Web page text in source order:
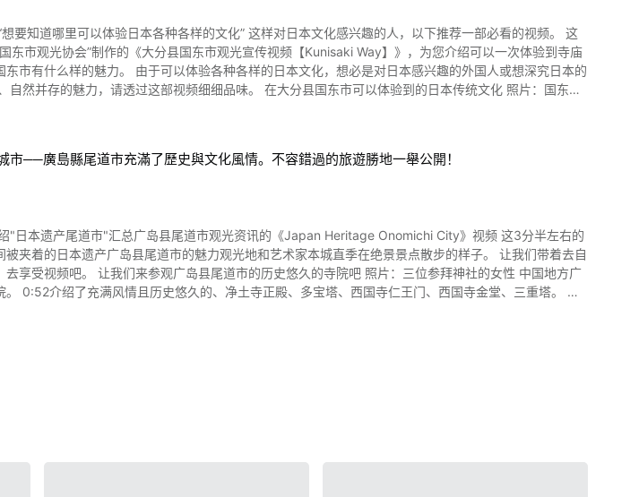
的船只排成列队，被指定为石川县的无形民族文化财产。 从2:51开始介绍的是"袖切灯笼
开始，介绍了"宇出津暴节"。 如您在动画中所见此祭典最后会
多人兴奋不已。
洞穴"岩门 "，以及生息在能登半岛附近的鲸鲨等｡ 以及展示生活在海洋中的鱼类水族馆"のとじま水族
館"、"石川县柳田星的观察馆满天星"、"松波酒厂"、"柳田植物公园"和" 包括真胁遗址和能都健民网球场
美食！ 使用大量新鲜海产的"能登丼"，
的"夯动饭"，以及有美味汤头的"金泽黑轮" 松尾芭蕉称赞的"小松乌冬面"、使用当地桥立渔港捕获的香
泉和灯之宿等。 金泽周边地区拥有许多高档城市酒店，从旅游景点方便抵
要知道哪里可以体验日本各种各样的文化” 这样对日本文化感兴趣的人，以下推荐一部必看的视频。 这
东市观光协会”制作的《大分县国东市观光宣传视频【Kunisaki Way】》，为您介绍可以一次体验到寺庙
化，想必是对日本感兴趣的外国人或想深究日本的
体验，想必会成为您日本之行中的宝贵体验。 大分县国东市可以品尝到的日本美食 照
的猪肉口感软嫩，非常适合做成日式炸猪排。 视频中的1:25之处有出现很多看了让人流口水的美食。 推
手作职人和艺术家们交流场所。 此外，也是作品发表、鉴赏各种艺术的地方。 国东地区也出产一
的材料。 这些纸板艺术美得让人不觉得是用纸箱做的吧！好奇到底是什
市──廣島縣尾道市充滿了歷史與文化風情。不容錯過的旅遊勝地一舉公開！
遗产尾道市"汇总广岛县尾道市观光资讯的《Japan Heritage Onomichi City》视频 这3分半左右的
夹着的日本遗产广岛县尾道市的魅力观光地和艺术家本城直季在绝景景点散步的样子。 让我们带着去自
片：三位参拜神社的女性 中国地方广
0:52介绍了充满风情且历史悠久的、净土寺正殿、多宝塔、西国寺仁王门、西国寺金堂、三重塔。 常
哦。 广岛县尾道市的街道上，有很多像迷宫一样被环绕着的坡道，市内、因岛、生口岛上住着很多猫，